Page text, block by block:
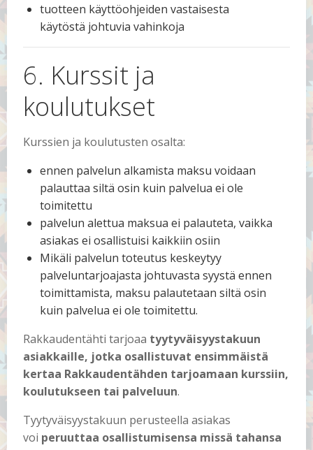
tuotteen käyttöohjeiden vastaisesta
käytöstä johtuvia vahinkoja
6. Kurssit ja
koulutukset
Kurssien ja koulutusten osalta:
ennen palvelun alkamista maksu voidaan
palauttaa siltä osin kuin palvelua ei ole
toimitettu
palvelun alettua maksua ei palauteta, vaikka
asiakas ei osallistuisi kaikkiin osiin
Mikäli palvelun toteutus keskeytyy
palveluntarjoajasta johtuvasta syystä ennen
toimittamista, maksu palautetaan siltä osin
kuin palvelua ei ole toimitettu.
Rakkaudentähti tarjoaa tyytyväisyystakuun
asiakkaille, jotka osallistuvat ensimmäistä
kertaa Rakkaudentähden tarjoamaan kurssiin,
koulutukseen tai palveluun.
Tyytyväisyystakuun perusteella asiakas
voi peruuttaa osallistumisensa missä tahansa